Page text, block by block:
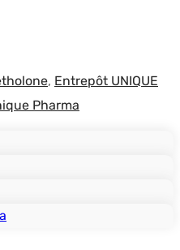
, Entrepôt UNIQUE
Pharma